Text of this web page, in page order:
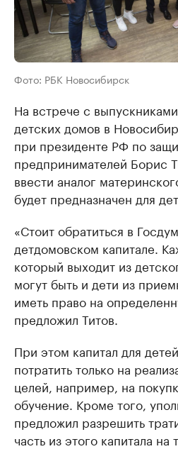
Фото: РБК Новосибирск
На встрече с
детских домов в
при президенте РФ по
предпринимателей Борис
ввести аналог
будет предназначен для
«Стоит обратиться в
детдомовском капитале.
который выходит из
могут быть и дети из
иметь право на
предложил Титов.
При этом капитал для
потратить только на
целей, например, на
обучение. Кроме того,
предложил разрешить
часть из этого капитала на